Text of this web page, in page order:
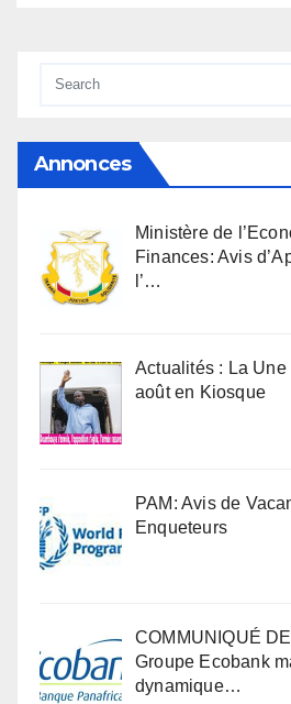
Annonces
Ministère de
Finances: Avis
l’…
Actualités : La
août en Kiosque
PAM: Avis de
Enqueteurs
COMMUNIQUÉ
Groupe Ecobank
dynamique…